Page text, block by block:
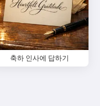
축하 인사에 답하기
용약관,
침,